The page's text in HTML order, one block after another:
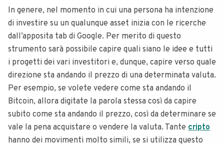
In genere, nel momento in cui una persona ha intenzione
di investire su un qualunque asset inizia con le ricerche
dall’apposita tab di Google. Per merito di questo
strumento sarà possibile capire quali siano le idee e tutti
i progetti dei vari investitori e, dunque, capire verso quale
direzione sta andando il prezzo di una determinata valuta.
Per esempio, se volete vedere come sta andando il
Bitcoin, allora digitate la parola stessa così da capire
subito come sta andando il prezzo, così da determinare se
vale la pena acquistare o vendere la valuta. Tante cripto
hanno dei movimenti molto simili, se si utilizza questo